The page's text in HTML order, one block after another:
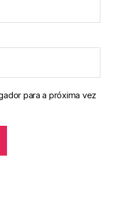
para a próxima vez